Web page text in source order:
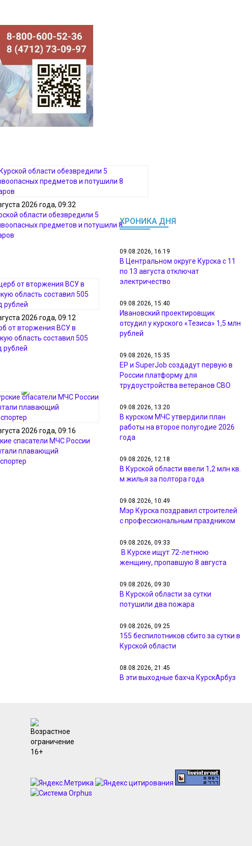
2026 года, 09:32
области обезвредили 5
предметов и потушили 8
2026 года, 09:12
от вторжения ВСУ в
область составил 505
рублей
2026 года, 09:16
спасатели МЧС России
плавающий
ХРОНИКА ДНЯ
09.08.2026, 16:19
В Центральном округе Курска с 11
по 13 августа отключат
электричество
09.08.2026, 15:40
Ивановский проектировщик
отсудил у курского «Тезиса» 1,5 млн
рублей
09.08.2026, 15:35
ЕР и SuperJob создадут первую в
России платформу для
трудоустройства ветеранов СВО
09.08.2026, 13:20
В курском МЧС утвердили план
работы на второе полугодие 2026
года
09.08.2026, 12:18
В Курской области ввели 1,2 млн кв.
м жилья за полтора года
09.08.2026, 10:49
Мэр Курска поздравил строителей
с профессиональным праздником
09.08.2026, 09:33
В Курске ищут 72-летнюю
женщину, пропавшую 8 августа
09.08.2026, 09:30
В Курской области за сутки
потушили два пожара
09.08.2026, 09:25
155 беспилотников сбито за сутки в
Курской области
08.08.2026, 21:45
В эти выходные бахча КурскАрбуз
На объездной дороге Курска в ДТП
перевернулся автомобиль